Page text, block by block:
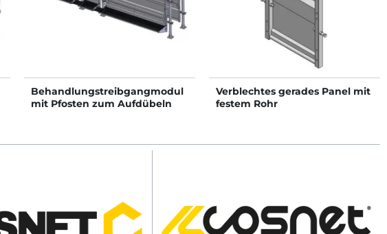
Behandlungstreibgangmodul
mit Pfosten zum Aufdübeln
Verblechtes gerades Panel mit
festem Rohr